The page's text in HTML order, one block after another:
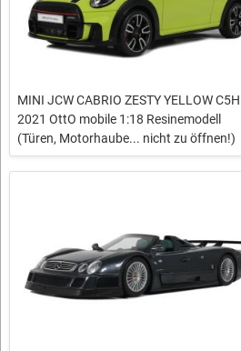
MINI JCW CABRIO ZESTY YELLOW C5H
2021 OttO mobile 1:18 Resinemodell
(Türen, Motorhaube... nicht zu öffnen!)